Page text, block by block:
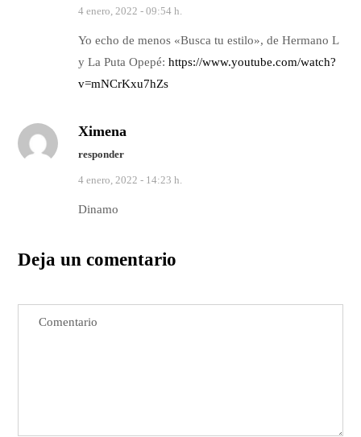
4 enero, 2022 - 09:54 h.
Yo echo de menos «Busca tu estilo», de Hermano L
y La Puta Opepé:https://www.youtube.com/watch?
v=mNCrKxu7hZs
Ximena
responder
4 enero, 2022 - 14:23 h.
Dinamo
Deja un comentario